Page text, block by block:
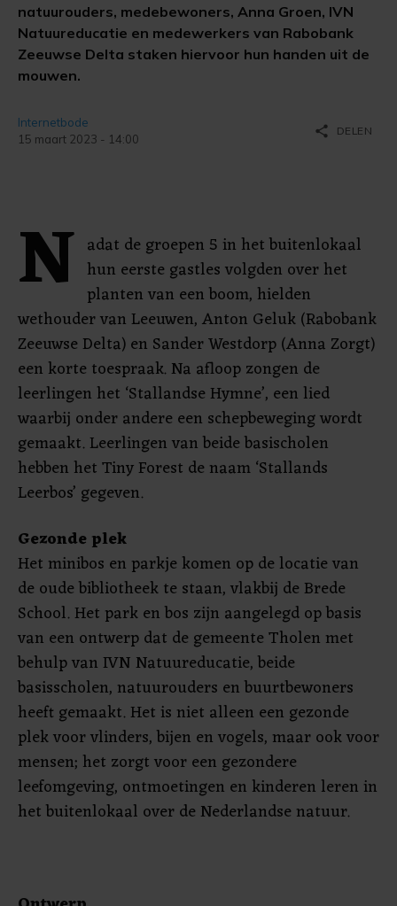
natuurouders, medebewoners, Anna Groen, IVN
Natuureducatie en medewerkers van Rabobank
Zeeuwse Delta staken hiervoor hun handen uit de
mouwen.
Internetbode
15 maart 2023 - 14:00
share DELEN
N adat de groepen 5 in het buitenlokaal
hun eerste gastles volgden over het
planten van een boom, hielden
wethouder van Leeuwen, Anton Geluk (Rabobank
Zeeuwse Delta) en Sander Westdorp (Anna Zorgt)
een korte toespraak. Na afloop zongen de
leerlingen het ‘Stallandse Hymne’, een lied
waarbij onder andere een schepbeweging wordt
gemaakt. Leerlingen van beide basischolen
hebben het Tiny Forest de naam ‘Stallands
Leerbos’ gegeven.
Gezonde plek
Het minibos en parkje komen op de locatie van
de oude bibliotheek te staan, vlakbij de Brede
School. Het park en bos zijn aangelegd op basis
van een ontwerp dat de gemeente Tholen met
behulp van IVN Natuureducatie, beide
basisscholen, natuurouders en buurtbewoners
heeft gemaakt. Het is niet alleen een gezonde
plek voor vlinders, bijen en vogels, maar ook voor
mensen; het zorgt voor een gezondere
leefomgeving, ontmoetingen en kinderen leren in
het buitenlokaal over de Nederlandse natuur.